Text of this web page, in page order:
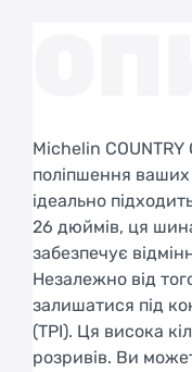
Michelin
поліпшення ваших
ідеально
26 дюймів, ця
забезпечує
Незалежно від
залишатися під
(TPI). Ця висока
розривів. Ви